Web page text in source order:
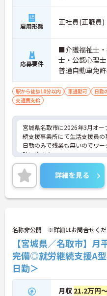
雇用形態 正社員(正職員)
応募要件
■介護福祉士
士・公認心理
普通自動車免
問 ■PCスキル
駅から徒歩10分以内 車通勤可 日勤
交通費支給
宮城県名取市に2026年3月オー
続支援事業所にて生活支援員の
日勤のみで残業も無いのでワ
叶います☆
また、駅から徒歩9分の立地で
能、無料駐車場もあるので通
ご興味のある方には、面接対
に詳細をお話しいたしますの
さい！
詳細を見る
名称非公開 ※詳細はお問合せく
【宮城県／名取市】
完備◎就労継続支援A
日勤＞
月収 21.2万円